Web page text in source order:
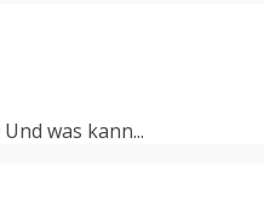
was kann...